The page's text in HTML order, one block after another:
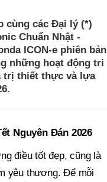
cùng các Đại lý (*)
Chuẩn Nhật -
ICON-e phiên bản
những hoạt động tri
trị thiết thực và lựa
Nguyên Đán 2026
điều tốt đẹp, cũng là
yêu thương. Để mỗi